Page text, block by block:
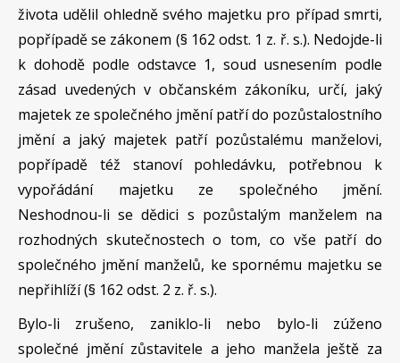
života udělil ohledně svého majetku pro případ smrti,
popřípadě se zákonem (§ 162 odst. 1 z. ř. s.). Nedojde-li
k dohodě podle odstavce 1, soud usnesením podle
zásad uvedených v občanském zákoníku, určí, jaký
majetek ze společného jmění patří do pozůstalostního
jmění a jaký majetek patří pozůstalému manželovi,
popřípadě též stanoví pohledávku, potřebnou k
vypořádání majetku ze společného jmění.
Neshodnou-li se dědici s pozůstalým manželem na
rozhodných skutečnostech o tom, co vše patří do
společného jmění manželů, ke spornému majetku se
nepřihlíží (§ 162 odst. 2 z. ř. s.).
Bylo-li zrušeno, zaniklo-li nebo bylo-li zúženo
společné jmění zůstavitele a jeho manžela ještě za